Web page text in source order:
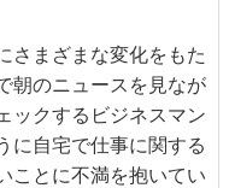
さまざまな変化をもた
朝のニュースを見なが
ックするビジネスマン
に自宅で仕事に関する
ことに不満を抱いてい